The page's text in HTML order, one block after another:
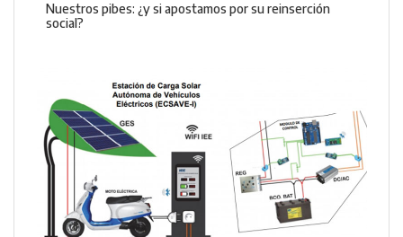
Nuestros pibes: ¿y si apostamos por su reinserción
social?